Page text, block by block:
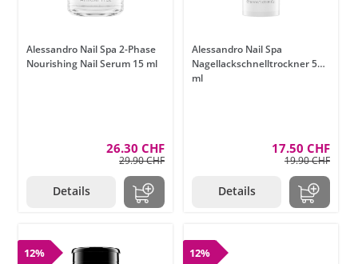
Alessandro Nail Spa 2-Phase
Nourishing Nail Serum 15 ml
26.30 CHF
29.90 CHF
Details
Alessandro Nail Spa
Nagellackschnelltrockner 50
ml
17.50 CHF
19.90 CHF
Details
12% 12%